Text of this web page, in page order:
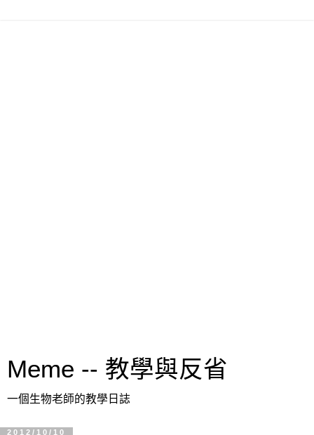
Meme -- 教學與反省
一個生物老師的教學日誌
2012/10/10